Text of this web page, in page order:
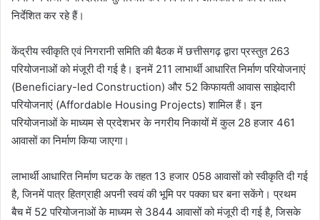
निर्देशित कर रहे हैं।
केंद्रीय स्वीकृति एवं निगरानी समिति की बैठक में छत्तीसगढ़ द्वारा प्रस्तुत 263
परियोजनाओं को मंजूरी दी गई है। इनमें 211 लाभार्थी आधारित निर्माण परियोजनाएं
(Beneficiary-led Construction) और 52 किफायती आवास साझेदारी
परियोजनाएं (Affordable Housing Projects) शामिल हैं। इन
परियोजनाओं के माध्यम से प्रदेशभर के नगरीय निकायों में कुल 28 हजार 461
आवासों का निर्माण किया जाएगा।
लाभार्थी आधारित निर्माण घटक के तहत 13 हजार 058 आवासों को स्वीकृति दी गई
है, जिनमें पात्र हितग्राही अपनी स्वयं की भूमि पर पक्का घर बना सकेंगे। प्रथम
बैच में 52 परियोजनाओं के माध्यम से 3844 आवासों को मंजूरी दी गई है, जिसके